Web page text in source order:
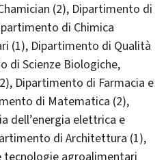
(2), Dipartimento di
di Chimica
(1), Dipartimento di Qualità
di Scienze Biologiche,
Dipartimento di Farmacia e
di Matematica (2),
dell’energia elettrica e
di Architettura (1),